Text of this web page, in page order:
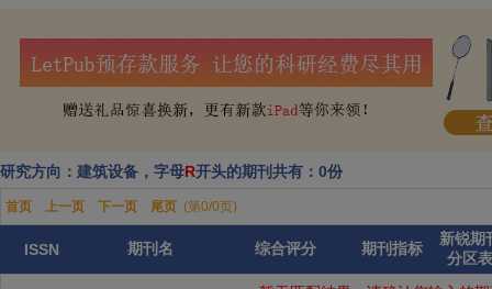
研究方向：建筑设备，字母R开头的期刊共有：0份
首页 上一页 下一页 尾页 (第0/0页)
ISSN 期刊名 综合评分 期刊指标
新锐期
分区